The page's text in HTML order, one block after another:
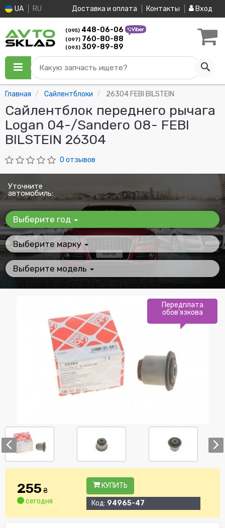
UA RU Доставка и оплата Контакты Вход
(095) 448-06-06
(097) 760-80-88
(093) 309-89-89
Какую запчасть ищете?
Главная Сайлентблоки 26304 FEBI BILSTEIN
Сайлентблок переднего рычага
Logan 04-/Sandero 08- FEBI
BILSTEIN 26304
0 отзывов
Уточните
автомобиль:
Выберите год
Выберите марку
Выберите модель
Передплата
обов'язкова
255₴
сегодня
КУПИТЬ
Код: 94965-47